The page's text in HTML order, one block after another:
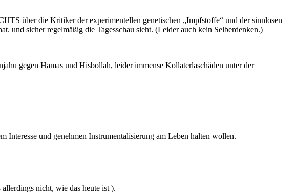
über die Kritiker der experimentellen genetischen „Impfstoffe“ und der sinnlosen
und sicher regelmäßig die Tagesschau sieht. (Leider auch kein Selberdenken.)
gegen Hamas und Hisbollah, leider immense Kollaterlaschäden unter der
und genehmen Instrumentalisierung am Leben halten wollen.
nicht, wie das heute ist ).